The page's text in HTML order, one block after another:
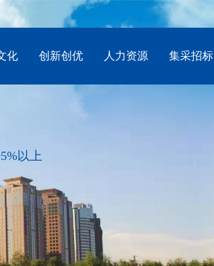
集采招标
人力资源
创新创优
化
以上